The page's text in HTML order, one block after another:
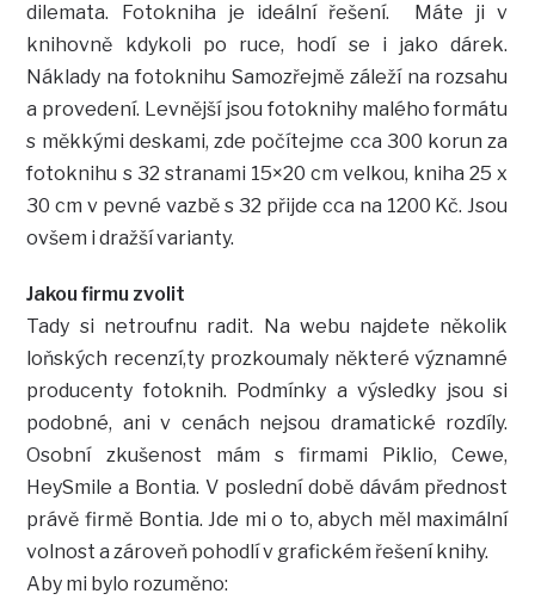
dilemata. Fotokniha je ideální řešení. Máte ji v
knihovně kdykoli po ruce, hodí se i jako dárek.
Náklady na fotoknihu Samozřejmě záleží na rozsahu
a provedení. Levnější jsou fotoknihy malého formátu
s měkkými deskami, zde počítejme cca 300 korun za
fotoknihu s 32 stranami 15×20 cm velkou, kniha 25 x
30 cm v pevné vazbě s 32 přijde cca na 1200 Kč. Jsou
ovšem i dražší varianty.
Jakou firmu zvolit
Tady si netroufnu radit. Na webu najdete několik
loňských recenzí,ty prozkoumaly některé významné
producenty fotoknih. Podmínky a výsledky jsou si
podobné, ani v cenách nejsou dramatické rozdíly.
Osobní zkušenost mám s firmami Piklio, Cewe,
HeySmile a Bontia. V poslední době dávám přednost
právě firmě Bontia. Jde mi o to, abych měl maximální
volnost a zároveň pohodlí v grafickém řešení knihy.
Aby mi bylo rozuměno: